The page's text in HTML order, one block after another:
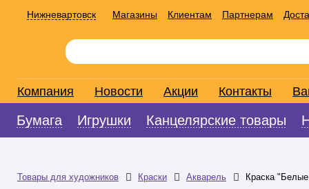
Нижневартовск Магазины Клиентам Партнерам
Компания Новости Акции Контакты
Бумага Игрушки Канцелярские товары
Товары для художников Краски Акварель Краска